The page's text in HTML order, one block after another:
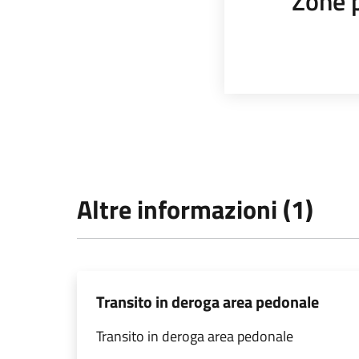
Altre informazioni (1)
Transito in deroga area pedonale
Transito in deroga area pedonale